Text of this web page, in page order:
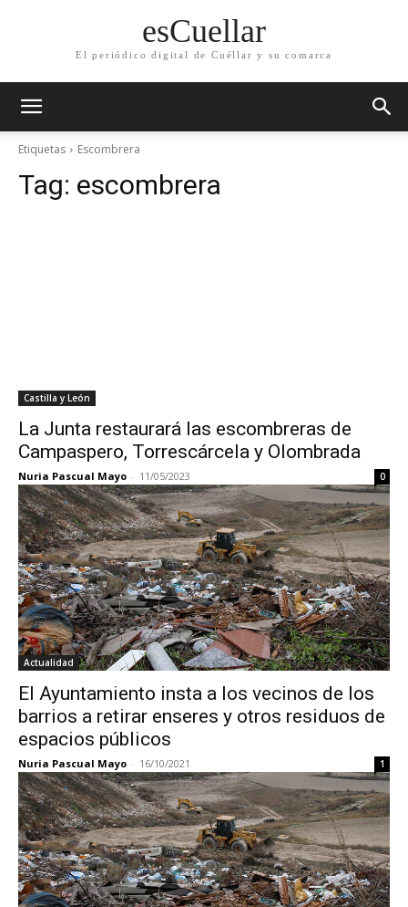
esCuellar
El periódico digital de Cuéllar y su comarca
Etiquetas Escombrera
Tag: escombrera
Castilla y León
La Junta restaurará las escombreras de
Campaspero, Torrescárcela y Olombrada
Nuria Pascual Mayo - 11/05/2023 0
Actualidad
El Ayuntamiento insta a los vecinos de los
barrios a retirar enseres y otros residuos de
espacios públicos
Nuria Pascual Mayo - 16/10/2021 1